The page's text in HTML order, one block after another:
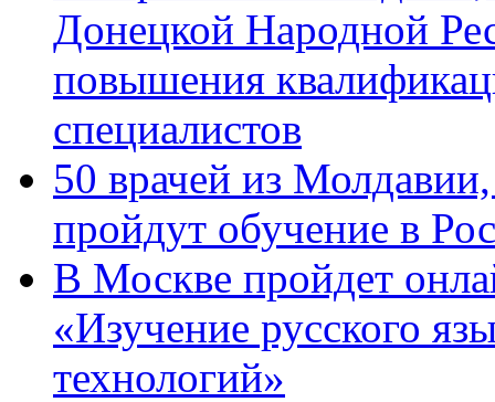
Донецкой Народной
повышения
специалистов
50 врачей из
пройдут обучение в
В Москве пройдет
«Изучение русского
технологий»